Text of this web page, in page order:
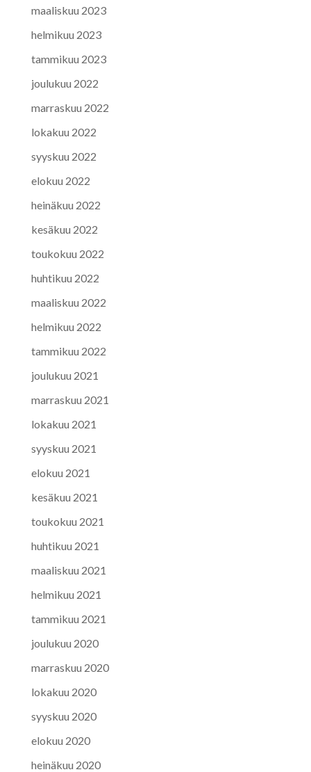
maaliskuu 2023
helmikuu 2023
tammikuu 2023
joulukuu 2022
marraskuu 2022
lokakuu 2022
syyskuu 2022
elokuu 2022
heinäkuu 2022
kesäkuu 2022
toukokuu 2022
huhtikuu 2022
maaliskuu 2022
helmikuu 2022
tammikuu 2022
joulukuu 2021
marraskuu 2021
lokakuu 2021
syyskuu 2021
elokuu 2021
kesäkuu 2021
toukokuu 2021
huhtikuu 2021
maaliskuu 2021
helmikuu 2021
tammikuu 2021
joulukuu 2020
marraskuu 2020
lokakuu 2020
syyskuu 2020
elokuu 2020
heinäkuu 2020